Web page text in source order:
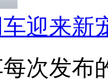
车迎来
次发布